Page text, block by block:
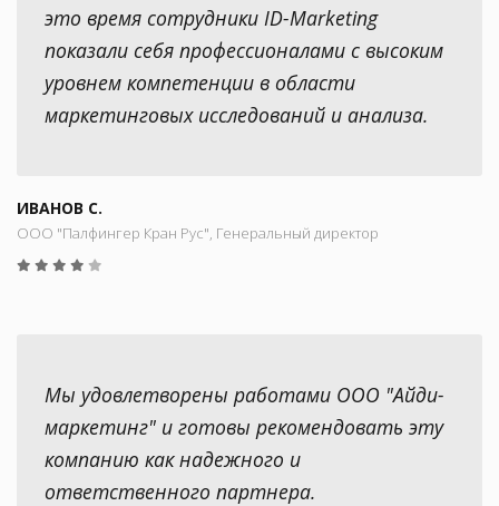
это время сотрудники ID-Marketing
показали себя профессионалами с высоким
уровнем компетенции в области
маркетинговых исследований и анализа.
ИВАНОВ С.
ООО "Палфингер Кран Рус", Генеральный директор
Мы удовлетворены работами ООО "Айди-
маркетинг" и готовы рекомендовать эту
компанию как надежного и
ответственного партнера.